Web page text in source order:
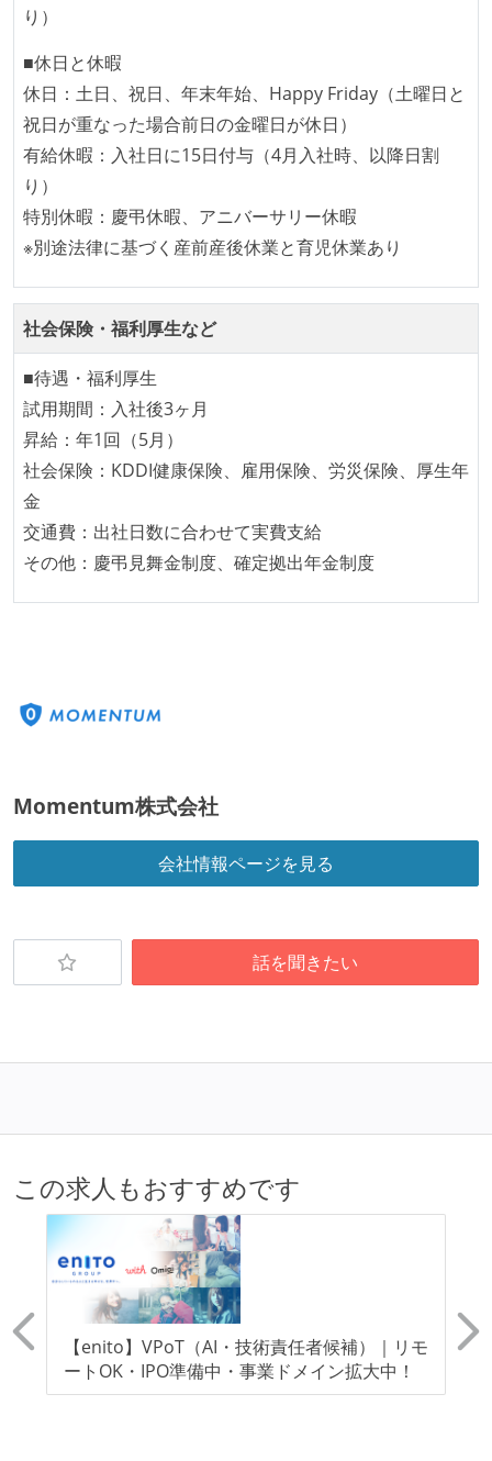
の境界を超えて、個人が必要な範囲にまで染み出して
いく姿勢が根付いている
1年以内に、技術負債を解消するためのプロジェクト
や、古くなったツールのリプレイスプロジェクトがボ
OS やエディタ、IDE といった個人の環境は、各自の責
任で好きなものを使うことができる
企画を決定する場に、実装を担当する開発メンバーが
タスクの見積もりは、実装を担当するメンバーが中心
となって行う
全体のスケジュール管理は、途中の成果を随時確認し
ながら、納期または盛り込む機能を柔軟に調整する形
で行う
成技術は、基本的に最新版より1年以上ビハインドし
ていない
コード品質向上のための取り組み
「リファクタリングは随時行われるべき」という価値
何らかのコーディング規約をチーム全体で遵守するよ
提出されたコードには自動的にリグレッションテスト
が実行される環境が構築されている
認できるようにしている
1ヶ月以下の短い期間でのイテレーション開発を実践
デイリーでスタンドアップミーティング、またはそれ
に準じるチーム内の打ち合わせを行っている
ワークフローの整備
全てのコードをバージョン管理ツールで管理している
各メンバーが実装したコードのマージは Pull Request
ベースで行われる
り）
■休日と休暇
休日：土日、祝日、年末年始、Happy Friday（土曜日と
祝日が重なった場合前日の金曜日が休日）
有給休暇：入社日に15日付与（4月入社時、以降日割
り）
特別休暇：慶弔休暇、アニバーサリー休暇
※別途法律に基づく産前産後休業と育児休業あり
社会保険・福利厚生など
■待遇・福利厚生
試用期間：入社後3ヶ月
昇給：年1回（5月）
社会保険：KDDI健康保険、雇用保険、労災保険、厚生年
金
交通費：出社日数に合わせて実費支給
その他：慶弔見舞金制度、確定拠出年金制度
Momentum株式会社
会社情報ページを見る
話を聞きたい
この求人もおすすめです
【enito】VPoT（AI・技術責任者候補）｜リモ
ートOK・IPO準備中・事業ドメイン拡大中！